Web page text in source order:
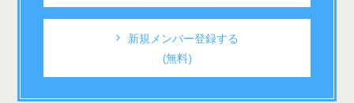
新規メンバー登録する
(無料)